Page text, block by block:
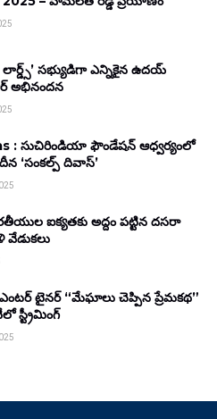
సభ్యుడిగా ఎన్నికైన ఉదయ్
అభినందన
: సుచిరిండియా ఫౌండేషన్ ఆధ్వర్యంలో
‘సంకల్ప్ దివాస్’
ఐక్యతకు అద్దం పట్టిన దసరా
టైనర్ “మేఘాలు చెప్పిన ప్రేమకథ”
స్ట్రీమింగ్